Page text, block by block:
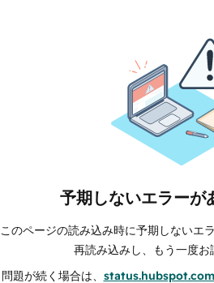
予期しないエラーが
このページの読み込み時に予期しないエ
再読み込みし、もう一度お
問題が続く場合は、 status.hubspot.com